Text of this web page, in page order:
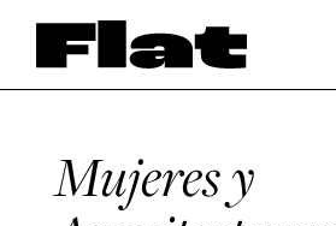
Mujeres y